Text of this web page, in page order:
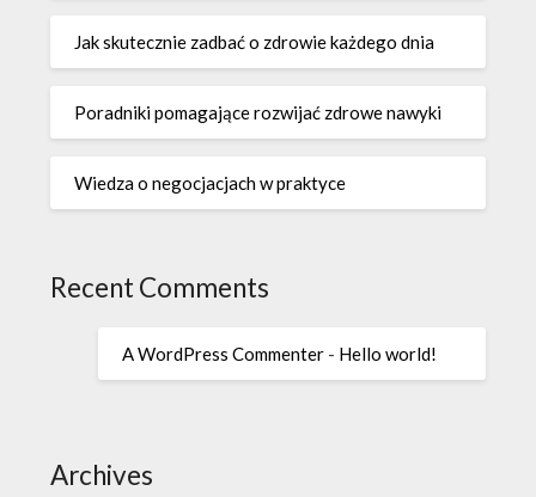
Jak skutecznie zadbać o zdrowie każdego dnia
Poradniki pomagające rozwijać zdrowe nawyki
Wiedza o negocjacjach w praktyce
Recent Comments
A WordPress Commenter - Hello world!
Archives